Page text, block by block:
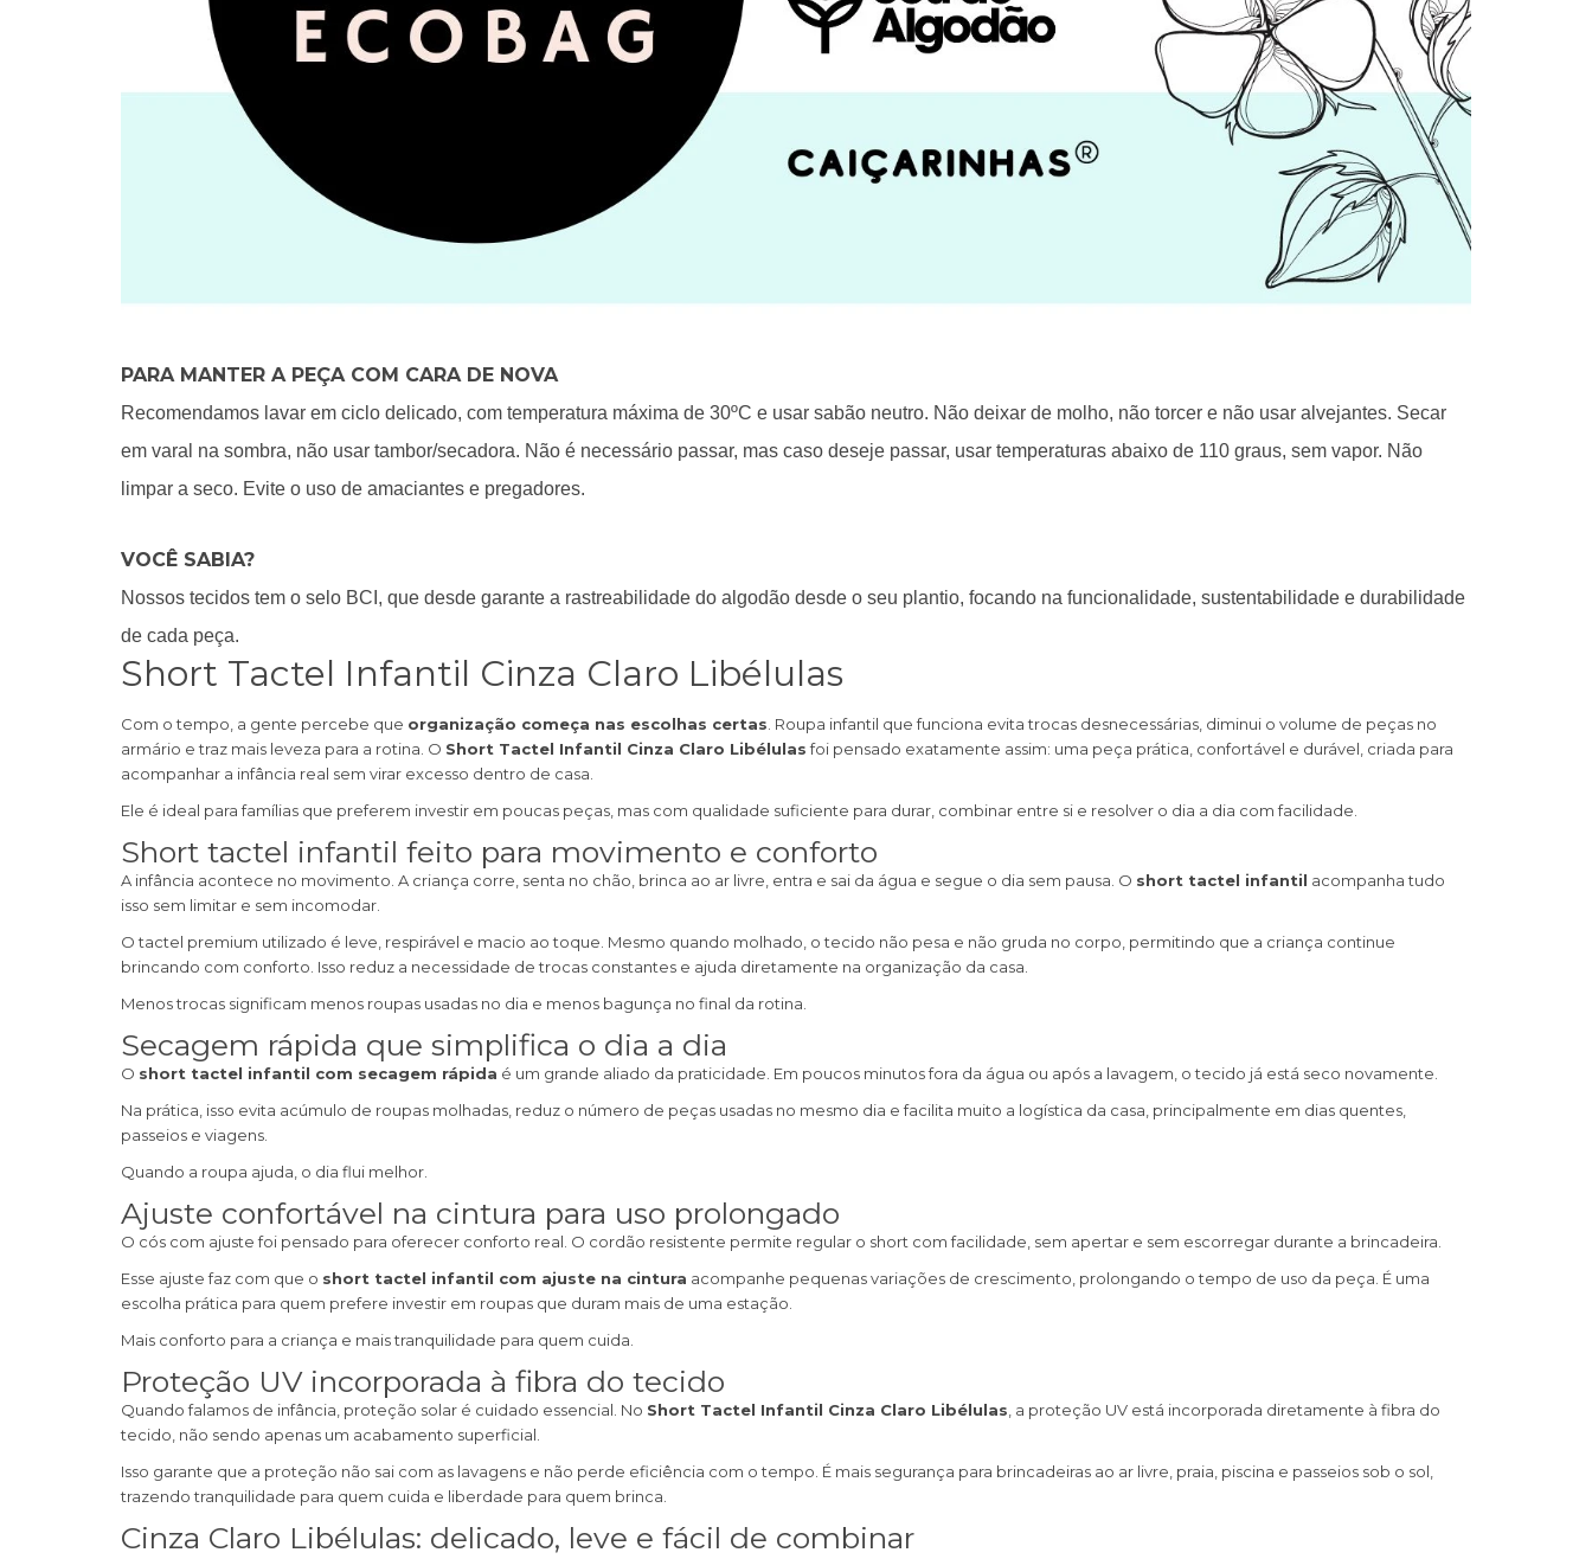
PARA MANTER A PEÇA COM CARA DE NOVA
Recomendamos lavar em ciclo delicado, com temperatura máxima de 30ºC e usar sabão neutro. Não deixar de molho, não torcer e não usar alvejantes. Secar
em varal na sombra, não usar tambor/secadora. Não é necessário passar, mas caso deseje passar, usar temperaturas abaixo de 110 graus, sem vapor. Não
limpar a seco. Evite o uso de amaciantes e pregadores.
VOCÊ SABIA?
Nossos tecidos tem o selo BCI, que desde garante a rastreabilidade do algodão desde o seu plantio, focando na funcionalidade, sustentabilidade e durabilidade
de cada peça.
Short Tactel Infantil Cinza Claro Libélulas
Com o tempo, a gente percebe que organização começa nas escolhas certas. Roupa infantil que funciona evita trocas desnecessárias, diminui o volume de peças no
armário e traz mais leveza para a rotina. O Short Tactel Infantil Cinza Claro Libélulasfoi pensado exatamente assim: uma peça prática, confortável e durável, criada para
acompanhar a infância real sem virar excesso dentro de casa.
Ele é ideal para famílias que preferem investir em poucas peças, mas com qualidade suficiente para durar, combinar entre si e resolver o dia a dia com facilidade.
Short tactel infantil feito para movimento e conforto
A infância acontece no movimento. A criança corre, senta no chão, brinca ao ar livre, entra e sai da água e segue o dia sem pausa. O short tactel infantil acompanha tudo
isso sem limitar e sem incomodar.
O tactel premium utilizado é leve, respirável e macio ao toque. Mesmo quando molhado, o tecido não pesa e não gruda no corpo, permitindo que a criança continue
brincando com conforto. Isso reduz a necessidade de trocas constantes e ajuda diretamente na organização da casa.
Menos trocas significam menos roupas usadas no dia e menos bagunça no final da rotina.
Secagem rápida que simplifica o dia a dia
O short tactel infantil com secagem rápida é um grande aliado da praticidade. Em poucos minutos fora da água ou após a lavagem, o tecido já está seco novamente.
Na prática, isso evita acúmulo de roupas molhadas, reduz o número de peças usadas no mesmo dia e facilita muito a logística da casa, principalmente em dias quentes,
passeios e viagens.
Quando a roupa ajuda, o dia flui melhor.
Ajuste confortável na cintura para uso prolongado
O cós com ajuste foi pensado para oferecer conforto real. O cordão resistente permite regular o short com facilidade, sem apertar e sem escorregar durante a brincadeira.
Esse ajuste faz com que o short tactel infantil com ajuste na cintura acompanhe pequenas variações de crescimento, prolongando o tempo de uso da peça. É uma
escolha prática para quem prefere investir em roupas que duram mais de uma estação.
Mais conforto para a criança e mais tranquilidade para quem cuida.
Proteção UV incorporada à fibra do tecido
Quando falamos de infância, proteção solar é cuidado essencial. No Short Tactel Infantil Cinza Claro Libélulas, a proteção UV está incorporada diretamente à fibra do
tecido, não sendo apenas um acabamento superficial.
Isso garante que a proteção não sai com as lavagens e não perde eficiência com o tempo. É mais segurança para brincadeiras ao ar livre, praia, piscina e passeios sob o sol,
trazendo tranquilidade para quem cuida e liberdade para quem brinca.
Cinza Claro Libélulas: delicado, leve e fácil de combinar